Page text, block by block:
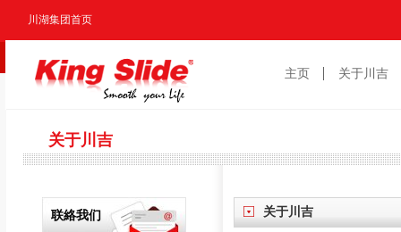
川湖集团首页
主页 关于川吉
关于川吉
联絡我们 关于川吉